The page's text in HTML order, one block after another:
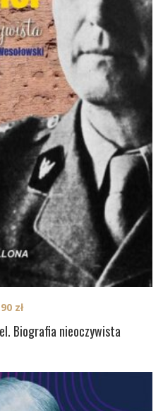
Biografia nieoczywista
zł